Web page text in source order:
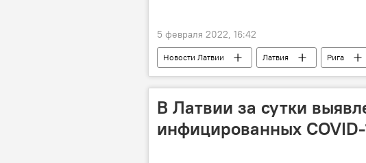
5 февраля 2022, 16:42
Новости Латвии Латвия Рига
В Латвии за сутки
инфицированных COVID-